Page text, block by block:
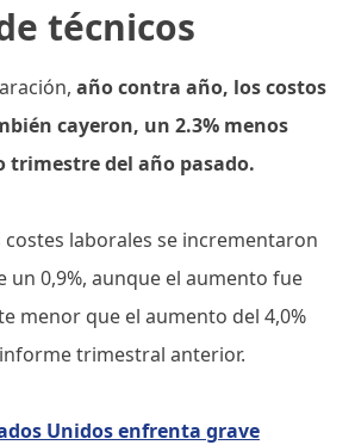
técnicos
año contra año, los costos
cayeron, un 2.3% menos
trimestre del año pasado.
laborales se incrementaron
un 0,9%, aunque el aumento fue
menor que el aumento del 4,0%
trimestral anterior.
Unidos enfrenta grave